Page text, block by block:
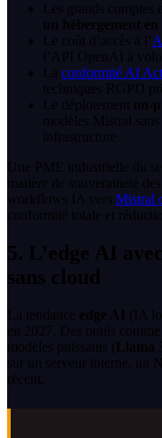
Les grands comptes
un hébergement
Le coût d’accès à l’
l’API OpenAI à
La conformité AI Act
techniques RGPD
Le déploiement on-
modèles Mistral
infrastructure
Une PME industrielle du
matière de souveraineté
workflows IA vers Mistral
conformité totale et
5. L’edge AI
sans cloud
La tendance edge AI (IA
en 2027. Des outils comme
modèles puissants ( Llama
sur un serveur interne, un
récent.